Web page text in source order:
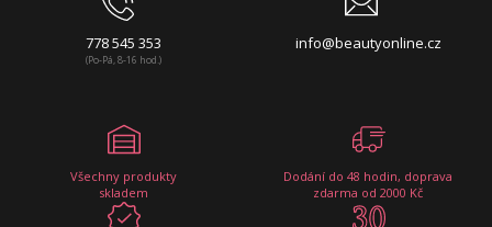
778 545 353
(Po-Pá, 8-16 hod.)
info@beautyonline.cz
Všechny produkty
skladem
Dodání do 48 hodin, doprava
zdarma od 2000 Kč